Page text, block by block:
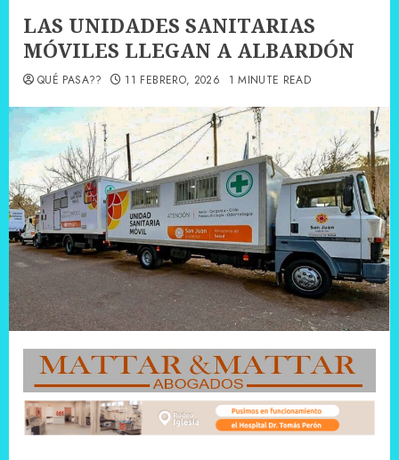
LAS UNIDADES SANITARIAS
MÓVILES LLEGAN A ALBARDÓN
QUÉ PASA?? 11 FEBRERO, 2026 1 MINUTE READ